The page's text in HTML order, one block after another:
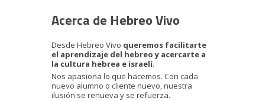
Acerca de Hebreo Vivo
Desde Hebreo Vivo queremos facilitarte
el aprendizaje del hebreo y acercarte a
la cultura hebrea e israelí.
Nos apasiona lo que hacemos. Con cada
nuevo alumno o cliente nuevo, nuestra
ilusión se renueva y se refuerza.